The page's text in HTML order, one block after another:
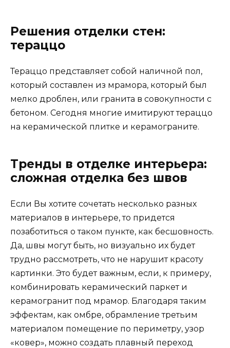
Решения отделки стен:
тераццо
Тераццо представляет собой наличной пол,
который составлен из мрамора, который был
мелко дроблен, или гранита в совокупности с
бетоном. Сегодня многие имитируют тераццо
на керамической плитке и керамограните.
Тренды в отделке интерьера:
сложная отделка без швов
Если Вы хотите сочетать несколько разных
материалов в интерьере, то придется
позаботиться о таком пункте, как бесшовность.
Да, швы могут быть, но визуально их будет
трудно рассмотреть, что не нарушит красоту
картинки. Это будет важным, если, к примеру,
комбинировать керамический паркет и
керамогранит под мрамор. Благодаря таким
эффектам, как омбре, обрамление третьим
материалом помещение по периметру, узор
«ковер», можно создать плавный переход